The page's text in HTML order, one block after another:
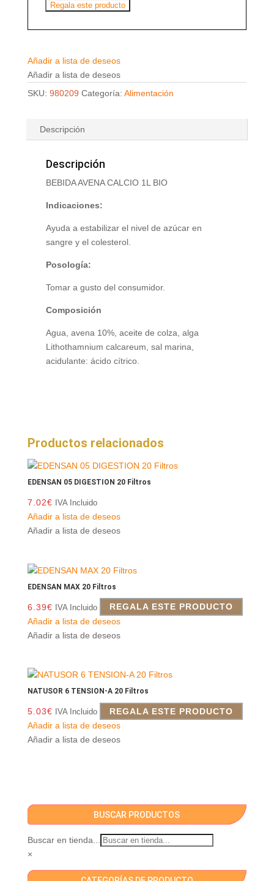
Regala este producto
Añadir a lista de deseos
Añadir a lista de deseos
SKU: 980209 Categoría: Alimentación
Descripción
Descripción
BEBIDA AVENA CALCIO 1L BIO
Indicaciones:
Ayuda a estabilizar el nivel de azúcar en
sangre y el colesterol.
Posología:
Tomar a gusto del consumidor.
Composición
Agua, avena 10%, aceite de colza, alga
Lithothamnium calcareum, sal marina,
acidulante: ácido cítrico.
Productos relacionados
EDENSAN 05 DIGESTION 20 Filtros
7.02€ IVA Incluido
Añadir a lista de deseos
Añadir a lista de deseos
EDENSAN MAX 20 Filtros
6.39€ IVA Incluido
REGALA ESTE PRODUCTO
Añadir a lista de deseos
Añadir a lista de deseos
NATUSOR 6 TENSION-A 20 Filtros
5.03€ IVA Incluido
REGALA ESTE PRODUCTO
Añadir a lista de deseos
Añadir a lista de deseos
BUSCAR PRODUCTOS
Buscar en tienda...
×